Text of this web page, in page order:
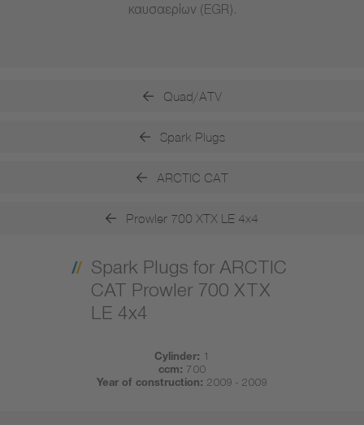
καυσαερίων (EGR).
Quad/ATV
Spark Plugs
ARCTIC CAT
Prowler 700 XTX LE 4x4
Spark Plugs for ARCTIC
CAT Prowler 700 XTX
LE 4x4
Cylinder: 1
ccm: 700
Year of construction: 2009 - 2009